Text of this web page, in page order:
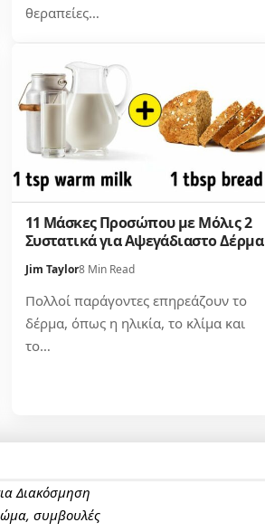
θεραπείες…
11 Μάσκες Προσώπου με Μόλις 2
Συστατικά για Αψεγάδιαστο Δέρμα
Jim Taylor8 Min Read
Πολλοί παράγοντες επηρεάζουν το
δέρμα, όπως η ηλικία, το κλίμα και
το…
Διακόσμηση
συμβουλές